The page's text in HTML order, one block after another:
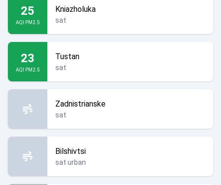
25
AQI PM2.5
Kniazholuka
sat
23
AQI PM2.5
Tustan
sat
Zadnistrianske
sat
Bilshivtsi
sat urban